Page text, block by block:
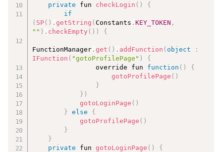
private fun checkLogin ( )
{
if
( SP( ) .getString (Constants .KEY_TOKEN ,
"" ) . checkEmpty ( ) ) {
FunctionManager .get ( ) . addFunction ( object
:
IFunction ( "gotoProfilePage" )
{
                override fun
function ( )
{
gotoProfilePage ( )
}
} )
gotoLoginPage ( )
}
else
{
gotoProfilePage ( )
}
}
private fun gotoLoginPage ( )
{